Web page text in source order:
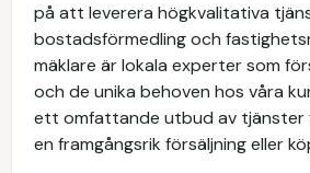
på att leverera högkvalitativa
bostadsförmedling och
mäklare är lokala experter som
och de unika behoven hos våra
ett omfattande utbud av tjänster
en framgångsrik försäljning eller